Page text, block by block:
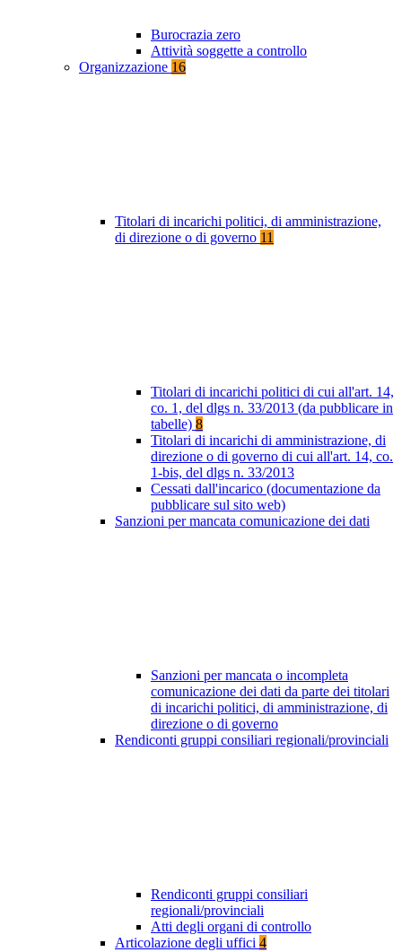
Burocrazia zero
Attività soggette a controllo
Organizzazione 16
Titolari di incarichi politici, di amministrazione,
di direzione o di governo 11
Titolari di incarichi politici di cui all'art. 14,
co. 1, del dlgs n. 33/2013 (da pubblicare in
tabelle) 8
Titolari di incarichi di amministrazione, di
direzione o di governo di cui all'art. 14, co.
1-bis, del dlgs n. 33/2013
Cessati dall'incarico (documentazione da
pubblicare sul sito web)
Sanzioni per mancata comunicazione dei dati
Sanzioni per mancata o incompleta
comunicazione dei dati da parte dei titolari
di incarichi politici, di amministrazione, di
direzione o di governo
Rendiconti gruppi consiliari regionali/provinciali
Rendiconti gruppi consiliari
regionali/provinciali
Atti degli organi di controllo
Articolazione degli uffici 4